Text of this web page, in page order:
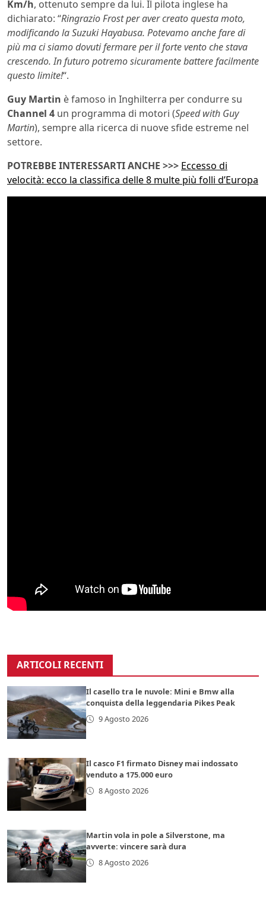
Km/h, ottenuto sempre da lui. Il pilota inglese ha
dichiarato: “Ringrazio Frost per aver creato questa moto,
modificando la Suzuki Hayabusa. Potevamo anche fare di
più ma ci siamo dovuti fermare per il forte vento che stava
crescendo. In futuro potremo sicuramente battere facilmente
questo limite!“.
Guy Martin è famoso in Inghilterra per condurre su
Channel 4 un programma di motori (Speed with Guy
Martin), sempre alla ricerca di nuove sfide estreme nel
settore.
POTREBBE INTERESSARTI ANCHE >>> Eccesso di
velocità: ecco la classifica delle 8 multe più folli d’Europa
ARTICOLI RECENTI
Il casello tra le nuvole: Mini e Bmw alla
conquista della leggendaria Pikes Peak
9 Agosto 2026
Il casco F1 firmato Disney mai indossato
venduto a 175.000 euro
8 Agosto 2026
Martin vola in pole a Silverstone, ma
avverte: vincere sarà dura
8 Agosto 2026